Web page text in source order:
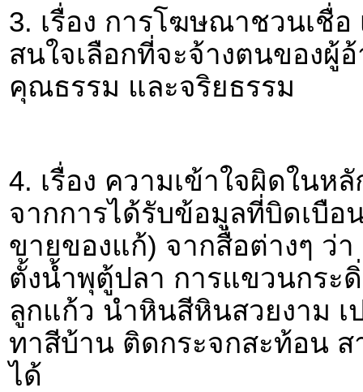
3. เรื่อง การโฆษณาชวนเชื่อ
สนใจเลือกที่จะจ้างตนของผู้
คุณธรรม และจริยธรรม
4. เรื่อง ความเข้าใจผิดในห
จากการได้รับข้อมูลที่บิดเบือ
ขายของแก้) จากสื่อต่างๆ ว่
ตั้งน้ำพุตู้ปลา การแขวนกระ
ลูกแก้ว นำหินสีหินสวยงาม
ทาสีบ้าน ติดกระจกสะท้อน ส
ได้